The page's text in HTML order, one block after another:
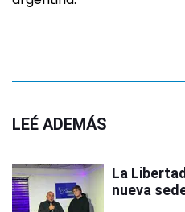
LEÉ ADEMÁS
La
nueva